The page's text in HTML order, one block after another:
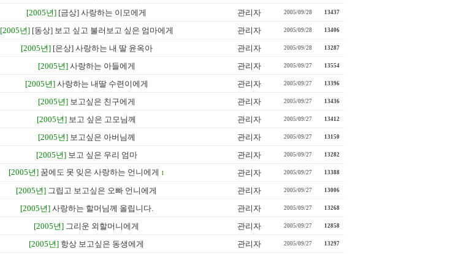
[2005년] [금상] 사랑하는 이모에게 관리자 2005/09/28 13437
[2005년] [동상] 보고 싶고 불러보고 싶은 엄마에게 관리자 2005/09/28 13406
[2005년] [은상] 사랑하는 내 딸 윤옥아 관리자 2005/09/28 13287
[2005년] 사랑하는 아들에게 관리자 2005/09/27 13554
[2005년] 사랑하는 내딸 수련이에게 관리자 2005/09/27 13396
[2005년] 보고싶은 친구에게 관리자 2005/09/27 13436
[2005년] 보고 싶은 고모님께 관리자 2005/09/27 13412
[2005년] 보고싶은 아버님께 관리자 2005/09/27 13150
[2005년] 보고 싶은 우리 엄마 관리자 2005/09/27 13282
[2005년] 꿈에도 못 잊은 사랑하는 언니에게 1 관리자 2005/09/27 13388
[2005년] 그립고 보고싶은 오빠 언니에게 관리자 2005/09/27 13006
[2005년] 사랑하는 할머님께 올립니다. 관리자 2005/09/27 13268
[2005년] 그리운 외할머니에게 관리자 2005/09/27 12858
[2005년] 항상 보고싶은 동생에게 관리자 2005/09/27 13297